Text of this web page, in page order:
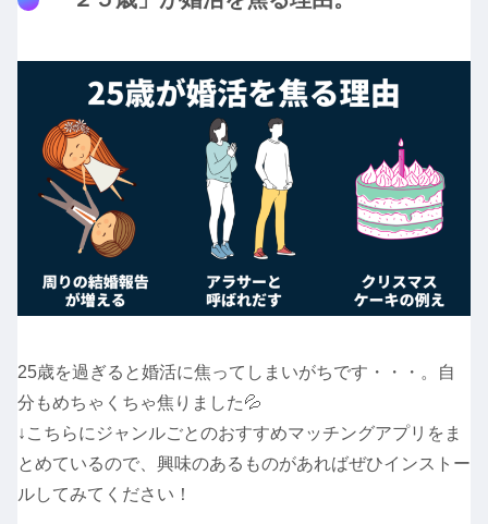
25歳を過ぎると婚活に焦ってしまいがちです・・・。自
分もめちゃくちゃ焦りました💦
↓こちらにジャンルごとのおすすめマッチングアプリをま
とめているので、興味のあるものがあればぜひインストー
ルしてみてください！